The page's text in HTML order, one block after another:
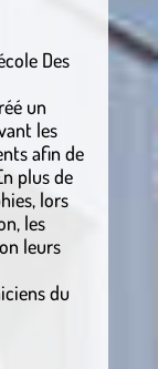
Des
un
les
afin de
plus de
lors
les
leurs
du